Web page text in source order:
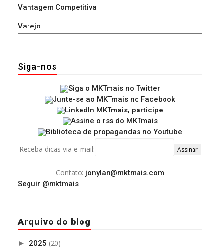
Vantagem Competitiva
Varejo
Siga-nos
Receba dicas via e-mail:
Contato: jonylan@mktmais.com
Seguir @mktmais
Arquivo do blog
► 2025 (20)